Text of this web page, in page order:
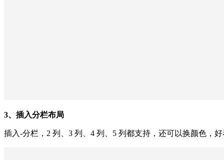
3、插入分栏布局
插入-分栏，2 列、3 列、4 列、5 列都支持，还可以换颜色，好